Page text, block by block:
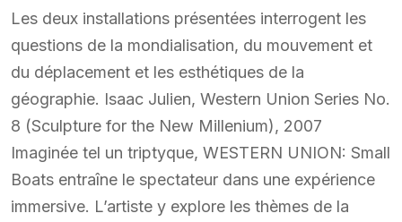
Les deux installations présentées interrogent les
questions de la mondialisation, du mouvement et
du déplacement et les esthétiques de la
géographie. Isaac Julien, Western Union Series No.
8 (Sculpture for the New Millenium), 2007
Imaginée tel un triptyque, WESTERN UNION: Small
Boats entraîne le spectateur dans une expérience
immersive. L’artiste y explore les thèmes de la